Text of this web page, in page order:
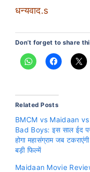
धन्यवाद.s
Don’t forget to share
Related Posts
BMCM vs Maidaan vs
Bad Boys: इस साल ईद
होगा महासंग्राम जब
बड़ी फिल्में
Maidaan Movie